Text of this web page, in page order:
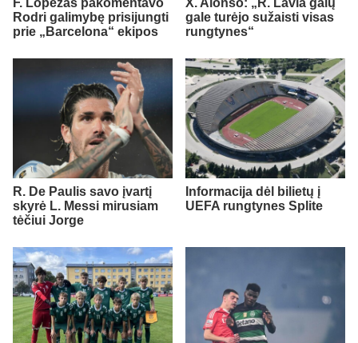
Rodri galimybę prisijungti
prie „Barcelona“ ekipos
gale turėjo sužaisti visas
rungtynes“
R. De Paulis savo įvartį
skyrė L. Messi mirusiam
tėčiui Jorge
Informacija dėl bilietų į
UEFA rungtynes Splite